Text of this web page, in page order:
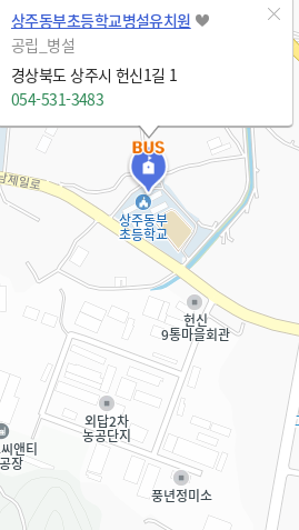
상주동부초등학교병설유치원
공립_병설
경상북도 상주시 헌신1길 1
054-531-3483